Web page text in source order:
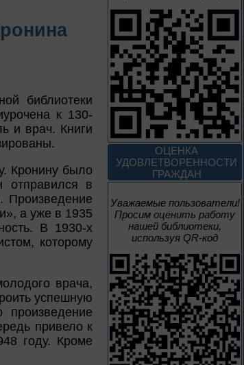
библиотеки
к 130-
и врач. Книги
Кронину было
отправился в
Произведение
а уже в 1935
В 1930-х
которому
врача,
успешную
привело к
году. Кроме
ОЦЕНКА
УДОВЛЕТВОРЕННОСТИ
ГРАЖДАН
Уважаемые пользователи!
Просим оценить работу
нашей библиотеки,
используя QR-код
В борьбе против
нацизма мы были
вместе
Великая Победа народов
многонациональной страны
3 – 17 августа
Век Аполлинария
К 170-летию со дня рождения
живописца
2 июня – 20
августа
10 – 24 августа
Мгновения